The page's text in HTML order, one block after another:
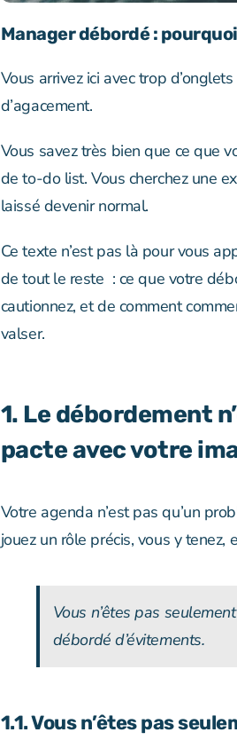
Manager débordé :
Vous arrivez ici avec trop
d’agacement.
Vous savez très bien que ce que
de to-do list. Vous cherchez une
laissé devenir normal.
Ce texte n’est pas là pour vous
de tout le reste : ce que votre
cautionnez, et de comment
valser.
1. Le débordement
pacte avec votre
Votre agenda n’est pas qu’un
jouez un rôle précis, vous y
Vous n’êtes pas
débordé d’évitements.
1.1. Vous n’êtes pas